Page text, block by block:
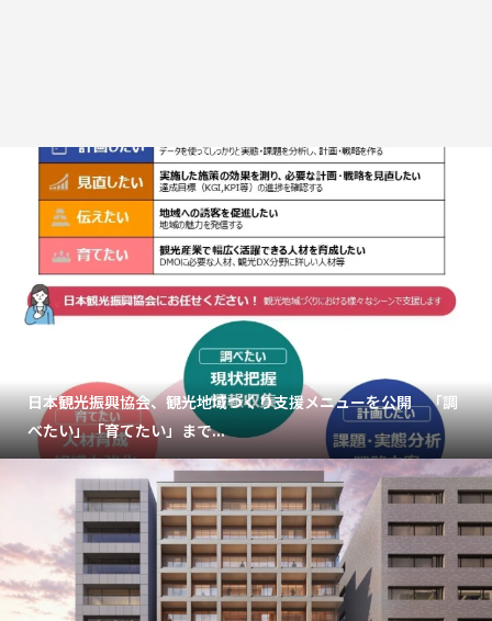
日本観光振興協会、観光地域づくり支援メニューを公開 「調
べたい」「育てたい」まで...